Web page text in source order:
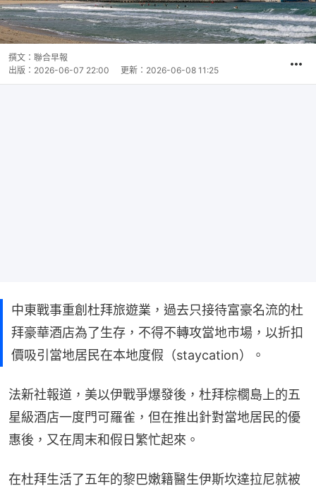
撰文： 聯合早報
出版： 2026-06-07 22:00 更新： 2026-06-08 11:25
中東戰事重創杜拜旅遊業，過去只接待富豪名流的杜
拜豪華酒店為了生存，不得不轉攻當地市場，以折扣
價吸引當地居民在本地度假（staycation）。
法新社報道，美以伊戰爭爆發後，杜拜棕櫚島上的五
星級酒店一度門可羅雀，但在推出針對當地居民的優
惠後，又在周末和假日繁忙起來。
在杜拜生活了五年的黎巴嫩籍醫生伊斯坎達拉尼就被